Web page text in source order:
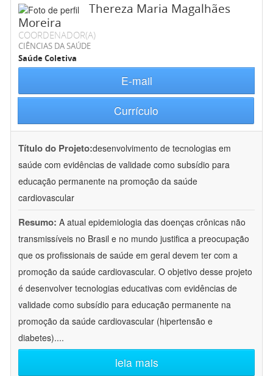
Thereza Maria Magalhães
Moreira
COORDENADOR(A)
CIÊNCIAS DA SAÚDE
Saúde Coletiva
E-mail
Currículo
Título do Projeto:desenvolvimento de tecnologias em
saúde com evidências de validade como subsídio para
educação permanente na promoção da saúde
cardiovascular
Resumo: A atual epidemiologia das doenças crônicas não
transmissíveis no Brasil e no mundo justifica a preocupação
que os profissionais de saúde em geral devem ter com a
promoção da saúde cardiovascular. O objetivo desse projeto
é desenvolver tecnologias educativas com evidências de
validade como subsídio para educação permanente na
promoção da saúde cardiovascular (hipertensão e
diabetes)....
leia mais